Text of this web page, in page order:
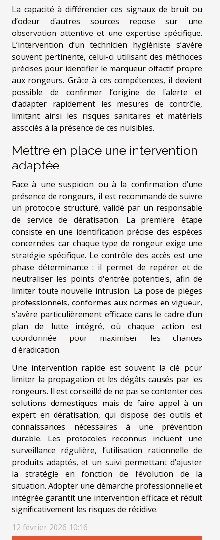
La capacité à différencier ces signaux de bruit ou
d’odeur d’autres sources repose sur une
observation attentive et une expertise spécifique.
L’intervention d’un technicien hygiéniste s’avère
souvent pertinente, celui-ci utilisant des méthodes
précises pour identifier le marqueur olfactif propre
aux rongeurs. Grâce à ces compétences, il devient
possible de confirmer l’origine de l’alerte et
d’adapter rapidement les mesures de contrôle,
limitant ainsi les risques sanitaires et matériels
associés à la présence de ces nuisibles.
Mettre en place une intervention
adaptée
Face à une suspicion ou à la confirmation d’une
présence de rongeurs, il est recommandé de suivre
un protocole structuré, validé par un responsable
de service de dératisation. La première étape
consiste en une identification précise des espèces
concernées, car chaque type de rongeur exige une
stratégie spécifique. Le contrôle des accès est une
phase déterminante : il permet de repérer et de
neutraliser les points d'entrée potentiels, afin de
limiter toute nouvelle intrusion. La pose de pièges
professionnels, conformes aux normes en vigueur,
s’avère particulièrement efficace dans le cadre d’un
plan de lutte intégré, où chaque action est
coordonnée pour maximiser les chances
d'éradication.
Une intervention rapide est souvent la clé pour
limiter la propagation et les dégâts causés par les
rongeurs. Il est conseillé de ne pas se contenter des
solutions domestiques mais de faire appel à un
expert en dératisation, qui dispose des outils et
connaissances nécessaires à une prévention
durable. Les protocoles reconnus incluent une
surveillance régulière, l’utilisation rationnelle de
produits adaptés, et un suivi permettant d’ajuster
la stratégie en fonction de l’évolution de la
situation. Adopter une démarche professionnelle et
intégrée garantit une intervention efficace et réduit
significativement les risques de récidive.
12 février 2026 10:16